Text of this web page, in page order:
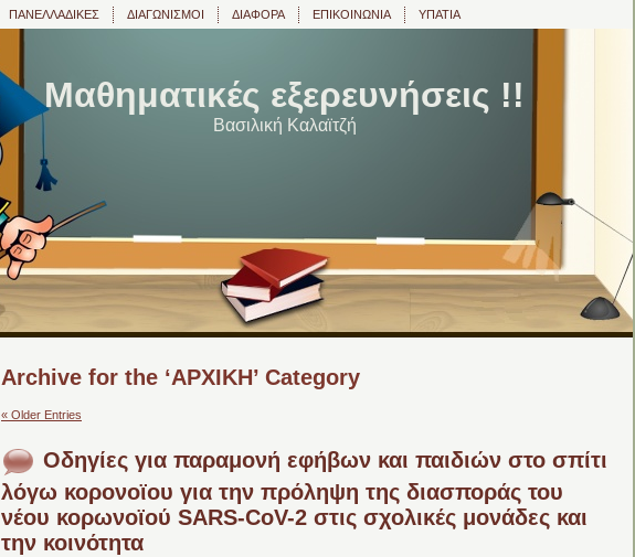
ΠΑΝΕΛΛΑΔΙΚΕΣ ΔΙΑΓΩΝΙΣΜΟΙ ΔΙΑΦΟΡΑ ΕΠΙΚΟΙΝΩΝΙΑ ΥΠΑΤΙΑ
Μαθηματικές εξερευνήσεις !!
Βασιλική Καλαϊτζή
Archive for the ‘ΑΡΧΙΚΗ’ Category
« Older Entries
Οδηγίες για παραμονή εφήβων και παιδιών στο σπίτι
λόγω κορονοϊου για την πρόληψη της διασποράς του
νέου κορωνοϊού SARS-CoV-2 στις σχολικές μονάδες και
την κοινότητα